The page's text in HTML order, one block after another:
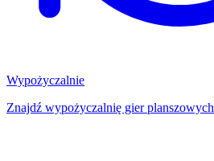
Wypożyczalnie
Znajdź wypożyczalnię gier planszowych